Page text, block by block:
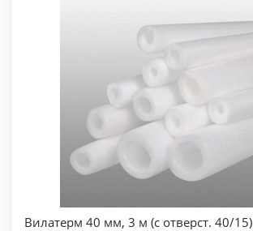
Вилатерм 40 мм, 3 м (с отверст. 40/15)